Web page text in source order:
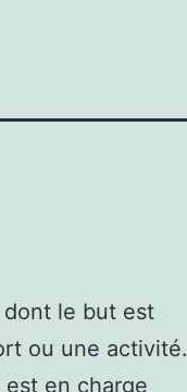
le but est
ou une activité.
en charge